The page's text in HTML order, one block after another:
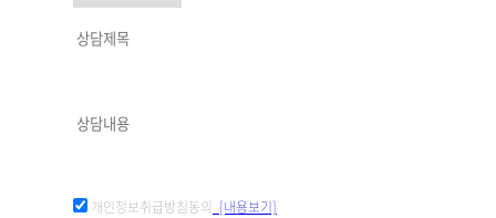
개인정보취급방침동의 [내용보기]